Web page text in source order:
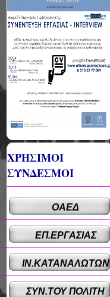
ΧΡΗΣΙΜΟΙ
ΣΥΝΔΕΣΜΟΙ
ΟΑΕΔ
ΕΠ.ΕΡΓΑΣΙΑΣ
ΙΝ.ΚΑΤΑΝΑΛΩΤΩΝ
ΣΥΝ.ΤΟΥ ΠΟΛΙΤΗ